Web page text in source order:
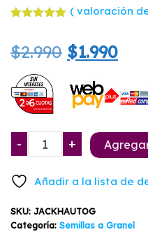
de 5 en
base a
de un
cliente
( valoración
$2.990 El
precio
original
era:
$2.990.
$1.990El
es:
-
Jack
Herer
Granel
cantidad
+
Añadir a la lista de
SKU: JACKHAUTOG
Categoría: Semillas a Granel